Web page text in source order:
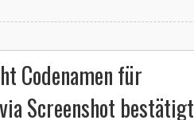
Codenamen für
Screenshot bestätigt